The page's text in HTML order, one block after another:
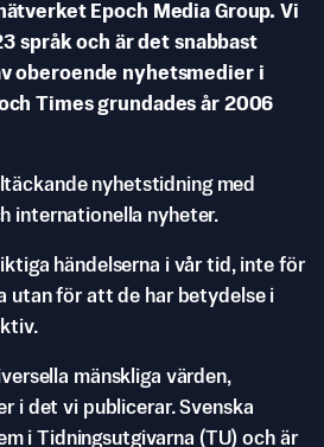
Epoch Media Group. Vi
språk och är det snabbast
oberoende nyhetsmedier i
Times grundades år 2006
nyhetstidning med
internationella nyheter.
händelserna i vår tid, inte för
utan för att de har betydelse i
mänskliga värden,
i det vi publicerar. Svenska
i Tidningsutgivarna (TU) och är